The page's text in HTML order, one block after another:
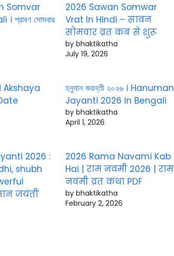
Somvar
শ্রাবণ সোমবার
2026 Sawan Somwar
Vrat In Hindi – सावन
सोमवार व्रत कब से शुरू
by bhaktikatha
July 19, 2026
। Akshaya
হনুমান জয়ন্তী ২০২৬ । Hanuman
Jayanti 2026 In Bengali
by bhaktikatha
April 1, 2026
2026 :
shubh
जयंती
2026 Rama Navami Kab
Hai | राम नवमी 2026 | राम
नवमी व्रत कथा PDF
by bhaktikatha
February 2, 2026